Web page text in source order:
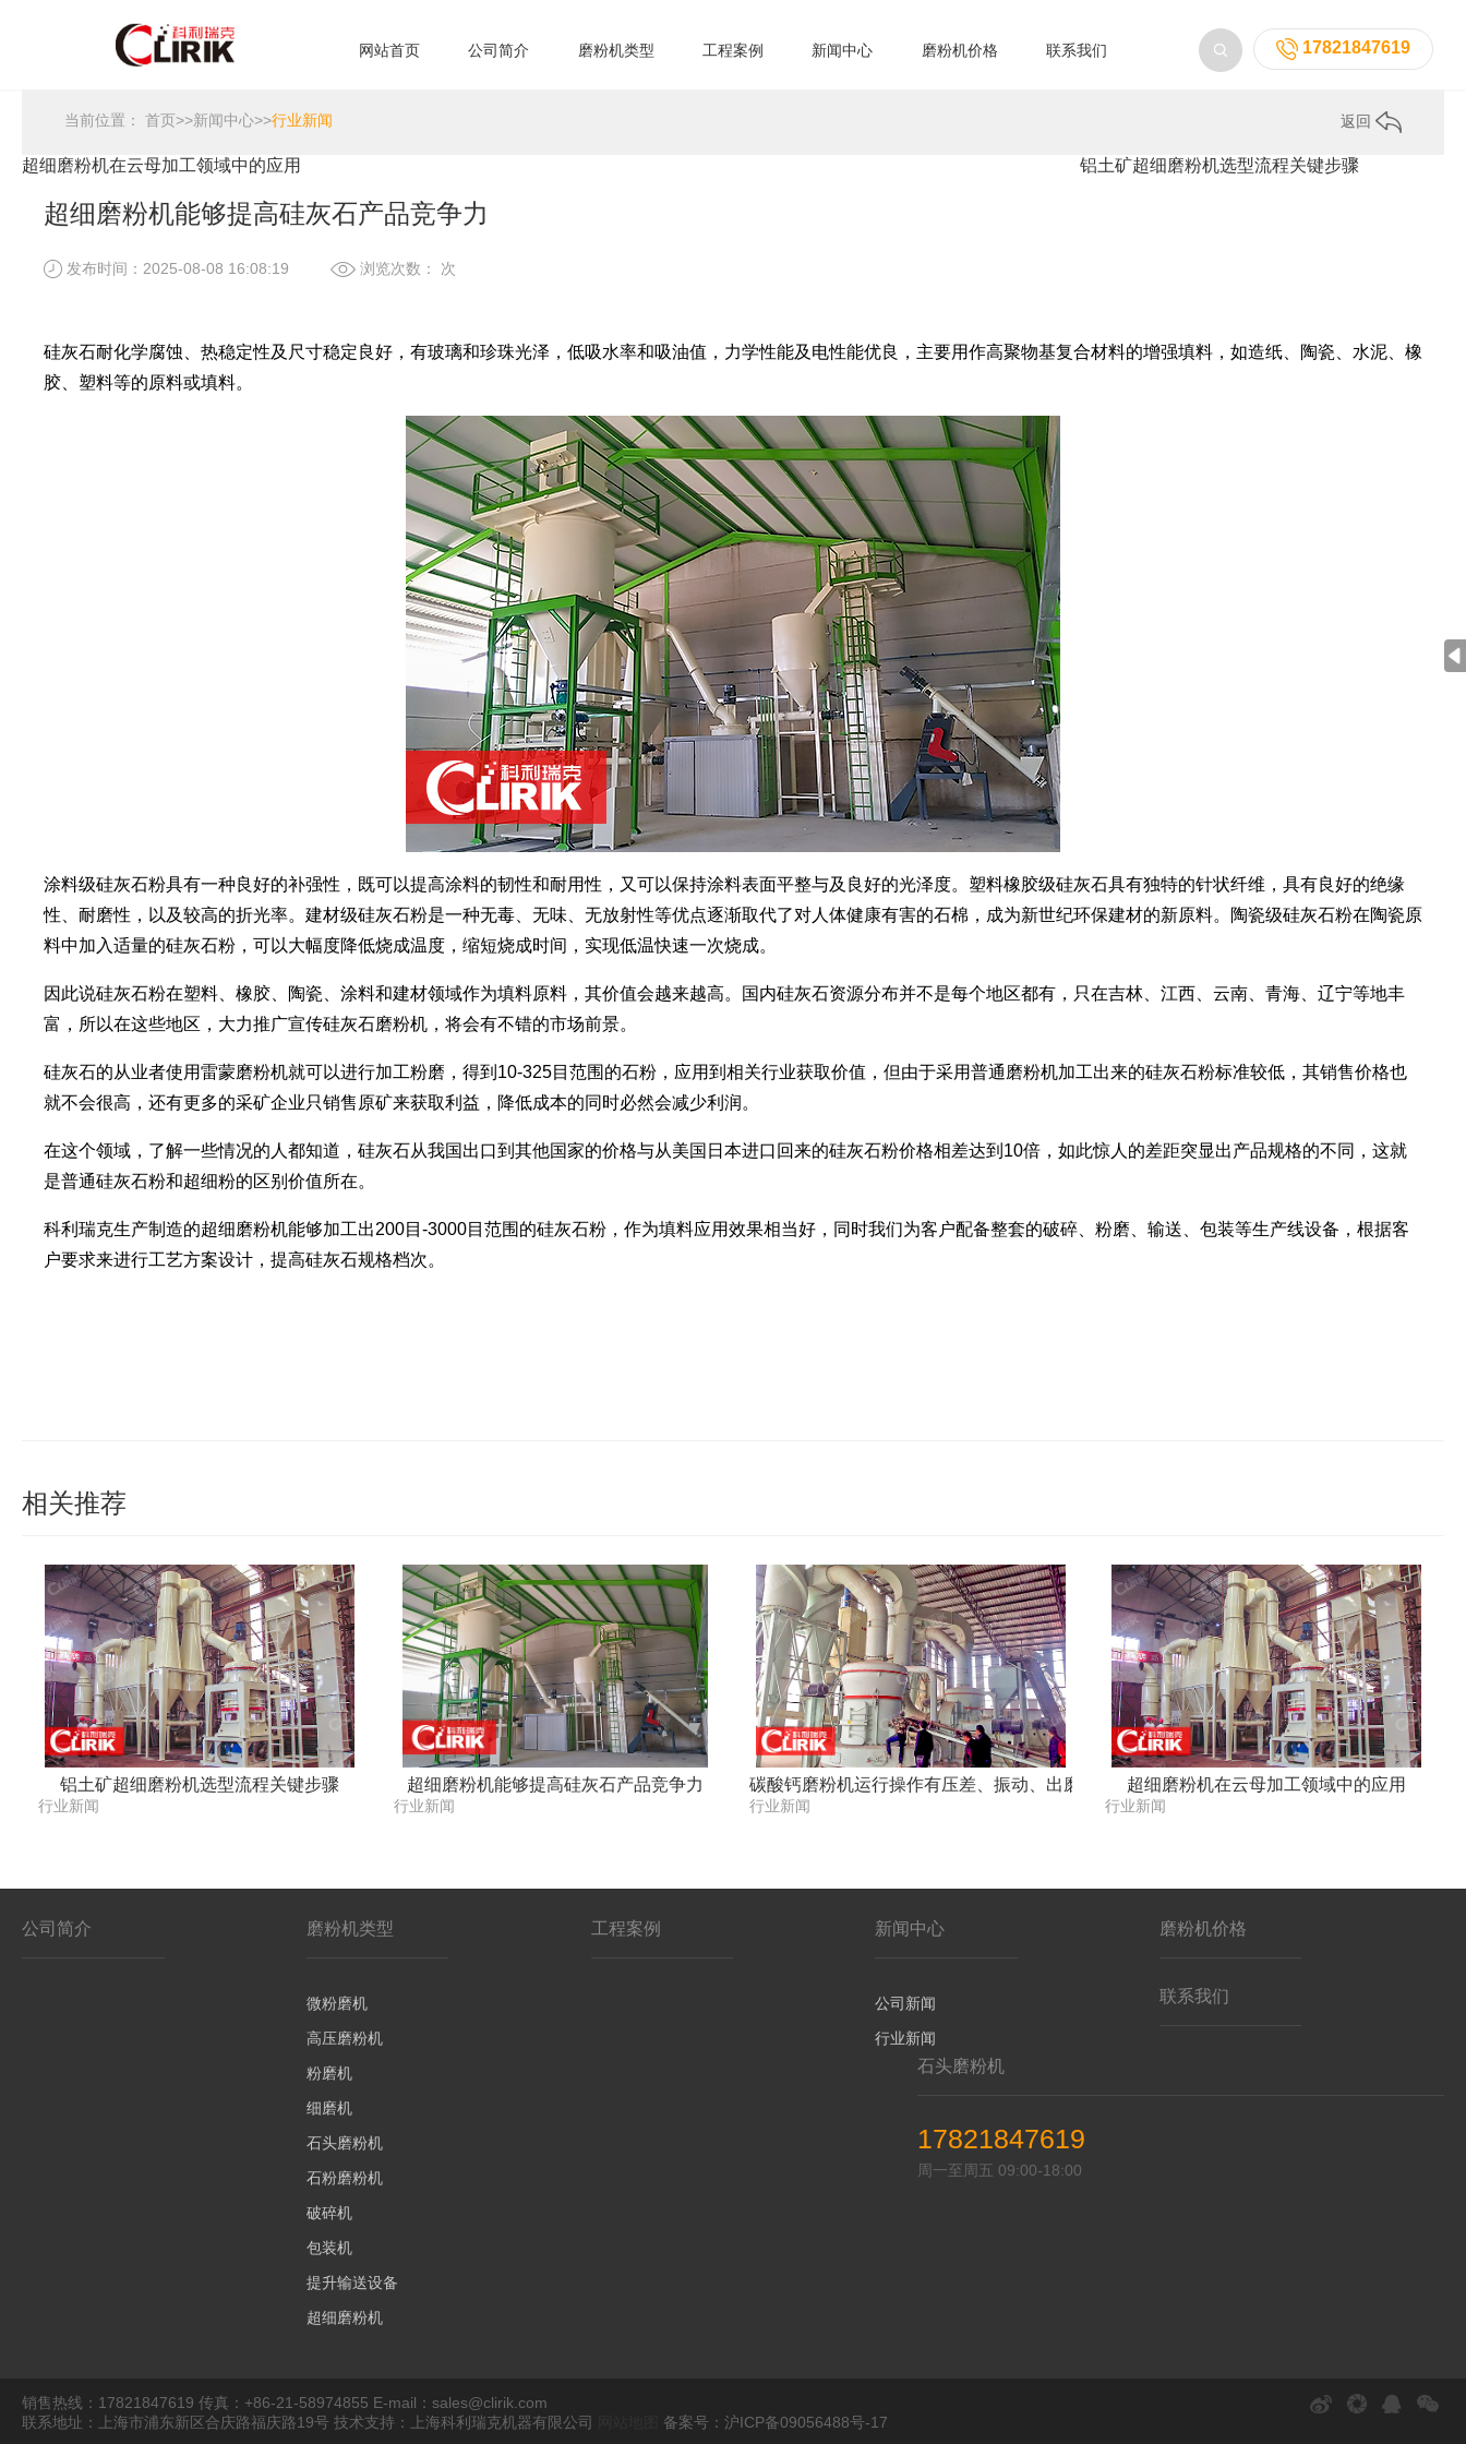
17821847619
网站首页 公司简介 磨粉机类型 工程案例 新闻中心 磨粉机价格 联系我们
当前位置：首页>>新闻中心>>行业新闻 返回
超细磨粉机能够提高硅灰石产品竞争力
发布时间：2025-08-08 16:08:19 浏览次数： 次
硅灰石耐化学腐蚀、热稳定性及尺寸稳定良好，有玻璃和珍珠光泽，低吸水率和吸油值，力学性能及电性能优良，主要用作高聚物基复合材料的增强填料，如造纸、陶瓷、水泥、橡
胶、塑料等的原料或填料。
涂料级硅灰石粉具有一种良好的补强性，既可以提高涂料的韧性和耐用性，又可以保持涂料表面平整与及良好的光泽度。塑料橡胶级硅灰石具有独特的针状纤维，具有良好的绝缘
性、耐磨性，以及较高的折光率。建材级硅灰石粉是一种无毒、无味、无放射性等优点逐渐取代了对人体健康有害的石棉，成为新世纪环保建材的新原料。陶瓷级硅灰石粉在陶瓷原
料中加入适量的硅灰石粉，可以大幅度降低烧成温度，缩短烧成时间，实现低温快速一次烧成。
因此说硅灰石粉在塑料、橡胶、陶瓷、涂料和建材领域作为填料原料，其价值会越来越高。国内硅灰石资源分布并不是每个地区都有，只在吉林、江西、云南、青海、辽宁等地丰
富，所以在这些地区，大力推广宣传硅灰石磨粉机，将会有不错的市场前景。
硅灰石的从业者使用雷蒙磨粉机就可以进行加工粉磨，得到10-325目范围的石粉，应用到相关行业获取价值，但由于采用普通磨粉机加工出来的硅灰石粉标准较低，其销售价格也
就不会很高，还有更多的采矿企业只销售原矿来获取利益，降低成本的同时必然会减少利润。
在这个领域，了解一些情况的人都知道，硅灰石从我国出口到其他国家的价格与从美国日本进口回来的硅灰石粉价格相差达到10倍，如此惊人的差距突显出产品规格的不同，这就
是普通硅灰石粉和超细粉的区别价值所在。
科利瑞克生产制造的超细磨粉机能够加工出200目-3000目范围的硅灰石粉，作为填料应用效果相当好，同时我们为客户配备整套的破碎、粉磨、输送、包装等生产线设备，根据客
户要求来进行工艺方案设计，提高硅灰石规格档次。
超细磨粉机在云母加工领域中的应用 铝土矿超细磨粉机选型流程关键步骤
相关推荐
铝土矿超细磨粉机选型流程关键步骤
行业新闻
超细磨粉机能够提高硅灰石产品竞争力
行业新闻
碳酸钙磨粉机运行操作有压差、振动、出磨物料细度三大要素
行业新闻
超细磨粉机在云母加工领域中的应用
行业新闻
公司简介 磨粉机类型
微粉磨机
高压磨粉机
粉磨机
细磨机
石头磨粉机
石粉磨粉机
破碎机
包装机
提升输送设备
超细磨粉机
工程案例 新闻中心
公司新闻
行业新闻
磨粉机价格
联系我们
石头磨粉机
17821847619
周一至周五 09:00-18:00
销售热线：17821847619 传真：+86-21-58974855 E-mail：sales@clirik.com
联系地址：上海市浦东新区合庆路福庆路19号 技术支持：上海科利瑞克机器有限公司
备案号：沪ICP备09056488号-17